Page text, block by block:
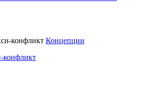
Концепции
конфликт